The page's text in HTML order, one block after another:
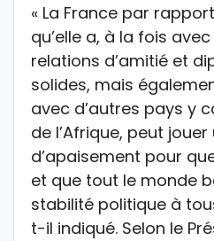
« La France par
qu’elle a, à la fois
relations d’amitié et
solides, mais
avec d’autres pays y
de l’Afrique, peut jouer
d’apaisement pour
et que tout le monde
stabilité politique à
t-il indiqué. Selon le